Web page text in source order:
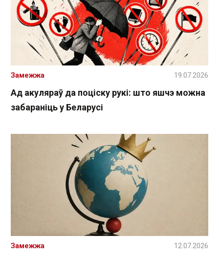
Ад акуляраў да поціску рукі: што яшчэ можна
забараніць у Беларусі
Замежжа 19.07.2026
Замежжа 12.07.2026